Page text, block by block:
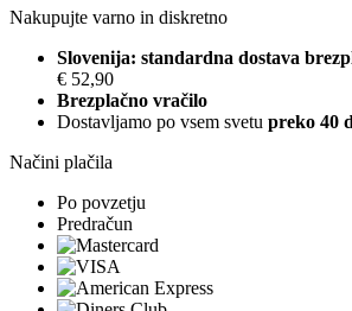
Nakupujte varno in diskretno
Slovenija: standardna dostava
€ 52,90
Brezplačno vračilo
Dostavljamo po vsem svetu preko 40
Načini plačila
Po povzetju
Predračun